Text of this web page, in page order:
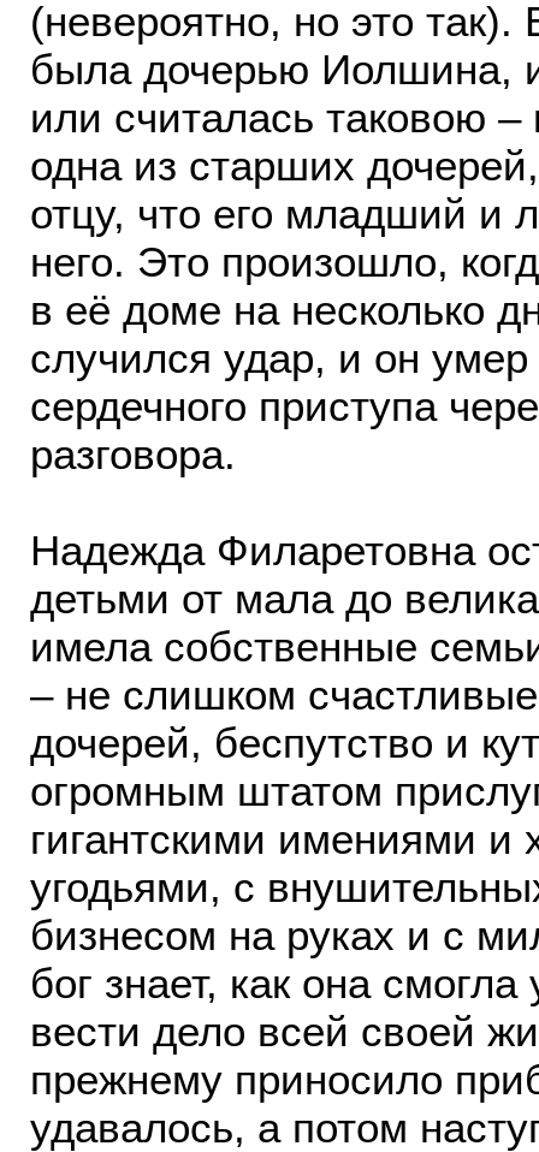
(невероятно, но это
была дочерью Иолшина,
или считалась таковою
одна из старших
отцу, что его младший и
него. Это произошло,
в её доме на несколько
случился удар, и он
сердечного приступа
разговора.
Надежда Филаретовна
детьми от мала до
имела собственные
– не слишком
дочерей, беспутство и
огромным штатом
гигантскими имениями и
угодьями, с
бизнесом на руках и с
бог знает, как она
вести дело всей своей
прежнему приносило
удавалось, а потом